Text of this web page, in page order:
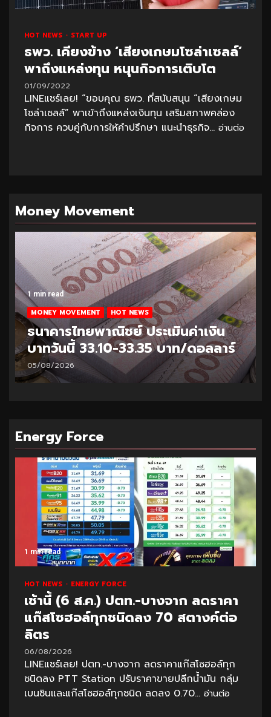
HOT NEWS START UP
ธพว. เคียงข้าง ‘เสียงเกษมโซล่าเซลล์’
พาถึงแหล่งทุน หนุนกิจการเติบโต
01/09/2022
LINEแชร์เลย! “ขอบคุณ ธพว. ที่สนับสนุน “เสียงเกษม
โซล่าเซลล์” พาเข้าถึงแหล่งเงินทุน เสริมสภาพคล่อง
กิจการ ควบคู่กับการให้คำปรึกษา แนะนำธุรกิจ... อ่านต่อ
Money Movement
1 min read
MONEY MOVEMENT HOT NEWS
ธนาคารไทยพาณิชย์ ประเมินค่าเงิน
บาทวันนี้ 33.10-33.35 บาท/ดอลลาร์
05/08/2026
Energy Force
1 min read
HOT NEWS ENERGY FORCE
เช้านี้ (6 ส.ค.) ปตท.-บางจาก ลดราคา
แก๊สโซฮอล์ทุกชนิดลง 70 สตางค์ต่อ
ลิตร
06/08/2026
LINEแชร์เลย! ปตท.-บางจาก ลดราคาแก๊สโซฮอล์ทุก
ชนิดลง PTT Station ปรับราคาขายปลีกน้ำมัน กลุ่ม
เบนซินและแก๊สโซฮอล์ทุกชนิด ลดลง 0.70... อ่านต่อ